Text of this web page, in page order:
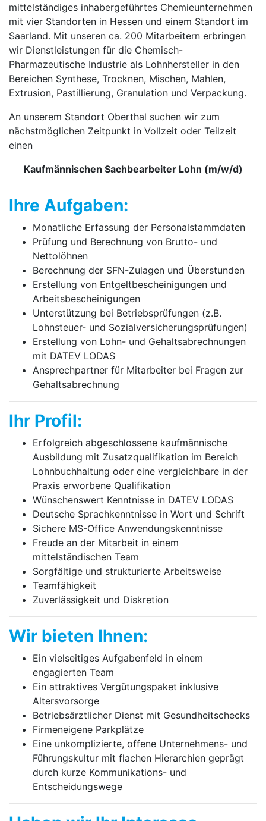
mittelständiges inhabergeführtes Chemieunternehmen
mit vier Standorten in Hessen und einem Standort im
Saarland. Mit unseren ca. 200 Mitarbeitern erbringen
wir Dienstleistungen für die Chemisch-
Pharmazeutische Industrie als Lohnhersteller in den
Bereichen Synthese, Trocknen, Mischen, Mahlen,
Extrusion, Pastillierung, Granulation und Verpackung.
An unserem Standort Oberthal suchen wir zum
nächstmöglichen Zeitpunkt in Vollzeit oder Teilzeit
einen
Kaufmännischen Sachbearbeiter Lohn (m/w/d)
Ihre Aufgaben:
Monatliche Erfassung der Personalstammdaten
Prüfung und Berechnung von Brutto- und
Nettolöhnen
Berechnung der SFN-Zulagen und Überstunden
Erstellung von Entgeltbescheinigungen und
Arbeitsbescheinigungen
Unterstützung bei Betriebsprüfungen (z.B.
Lohnsteuer- und Sozialversicherungsprüfungen)
Erstellung von Lohn- und Gehaltsabrechnungen
mit DATEV LODAS
Ansprechpartner für Mitarbeiter bei Fragen zur
Gehaltsabrechnung
Ihr Profil:
Erfolgreich abgeschlossene kaufmännische
Ausbildung mit Zusatzqualifikation im Bereich
Lohnbuchhaltung oder eine vergleichbare in der
Praxis erworbene Qualifikation
Wünschenswert Kenntnisse in DATEV LODAS
Deutsche Sprachkenntnisse in Wort und Schrift
Sichere MS-Office Anwendungskenntnisse
Freude an der Mitarbeit in einem
mittelständischen Team
Sorgfältige und strukturierte Arbeitsweise
Teamfähigkeit
Zuverlässigkeit und Diskretion
Wir bieten Ihnen:
Ein vielseitiges Aufgabenfeld in einem
engagierten Team
Ein attraktives Vergütungspaket inklusive
Altersvorsorge
Betriebsärztlicher Dienst mit Gesundheitschecks
Firmeneigene Parkplätze
Eine unkomplizierte, offene Unternehmens- und
Führungskultur mit flachen Hierarchien geprägt
durch kurze Kommunikations- und
Entscheidungswege